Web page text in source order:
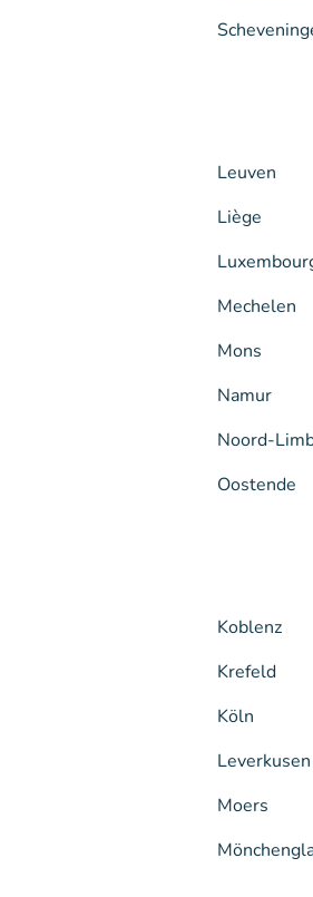
Leuven
Liège
Mechelen
Mons
Namur
Noord-
Oostende
Koblenz
Krefeld
Köln
Leverkusen
Moers